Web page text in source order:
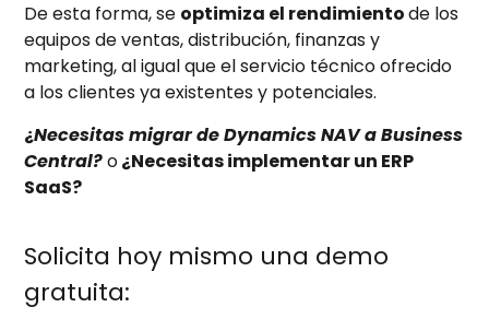
De esta forma, se optimiza el rendimientode los
equipos de ventas, distribución, finanzas y
marketing, al igual que el servicio técnico ofrecido
a los clientes ya existentes y potenciales.
¿Necesitas migrar de Dynamics NAV a Business
Central?o¿Necesitas implementar un ERP
SaaS?
Solicita hoy mismo una demo
gratuita: